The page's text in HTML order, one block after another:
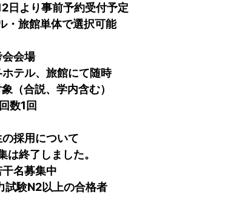
より事前予約受付予定
・旅館単体で選択可能
会場
テル、旅館にて随時
（合説、学内含む）
数1回
採用について
は終了しました。
名募集中
験N2以上の合格者